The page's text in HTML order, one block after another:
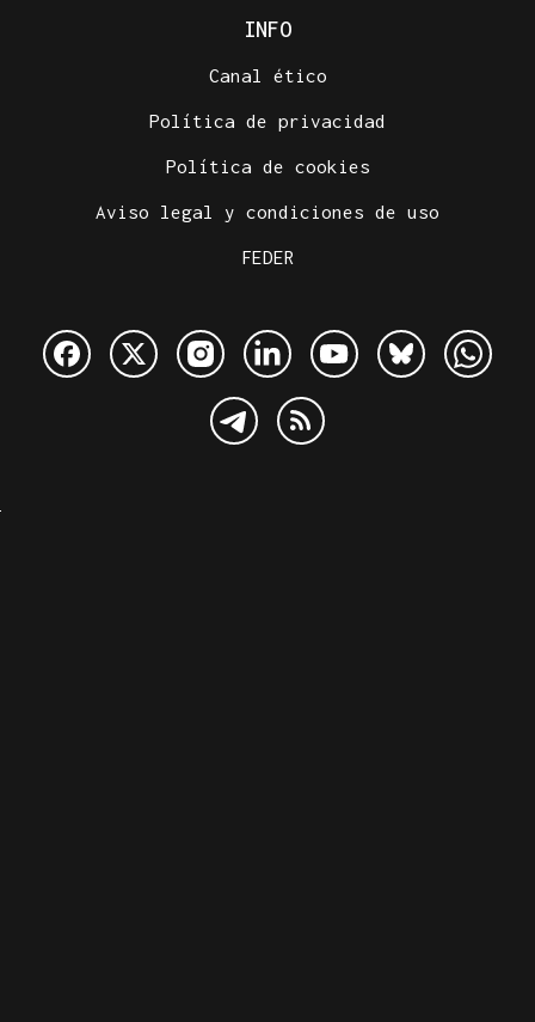
INFO
Canal ético
Política de privacidad
Política de cookies
Aviso legal y condiciones de uso
FEDER